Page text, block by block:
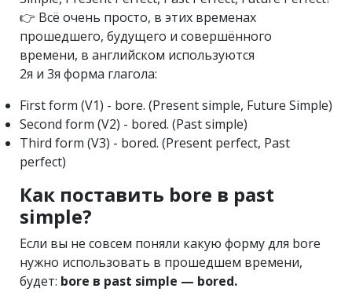
👉 Всё очень просто, в этих временах
прошедшего, будущего и совершённого
времени, в английском используются
2я и 3я форма глагола:
First form (V1) - bore. (Present simple, Future Simple)
Second form (V2) - bored. (Past simple)
Third form (V3) - bored. (Present perfect, Past
perfect)
Как поставить bore в past
simple?
Если вы не совсем поняли какую форму для bore
нужно использовать в прошедшем времени,
будет: bore в past simple — bored.